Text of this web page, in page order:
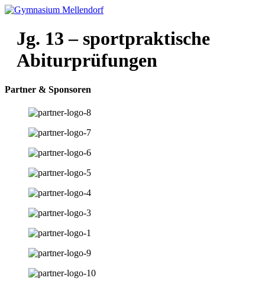
Zum
wechseln
Jg. 13 – sportpraktische
Abiturprüfungen
Partner & Sponsoren